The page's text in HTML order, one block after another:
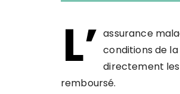
L’ assurance
conditions de
directement les
remboursé.